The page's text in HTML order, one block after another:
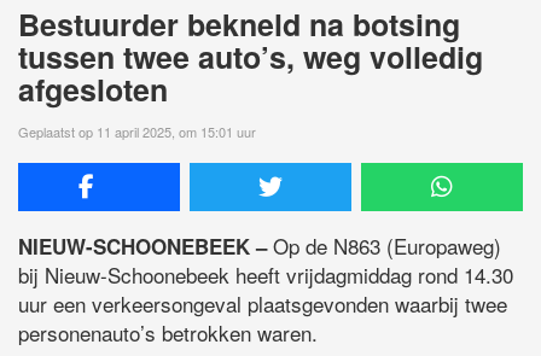
Bestuurder bekneld na botsing
tussen twee auto’s, weg volledig
afgesloten
Geplaatst op 11 april 2025, om 15:01 uur
NIEUW-SCHOONEBEEK –Op de N863 (Europaweg)
bij Nieuw-Schoonebeek heeft vrijdagmiddag rond 14.30
uur een verkeersongeval plaatsgevonden waarbij twee
personenauto’s betrokken waren.